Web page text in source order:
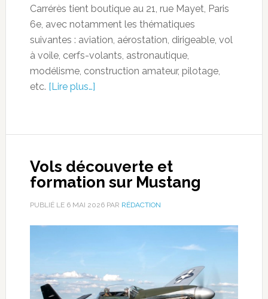
Carrérès tient boutique au 21, rue Mayet, Paris
6e, avec notamment les thématiques
suivantes : aviation, aérostation, dirigeable, vol
à voile, cerfs-volants, astronautique,
modélisme, construction amateur, pilotage,
etc. [Lire plus…]
Vols découverte et
formation sur Mustang
PUBLIÉ LE 6 MAI 2026PAR RÉDACTION